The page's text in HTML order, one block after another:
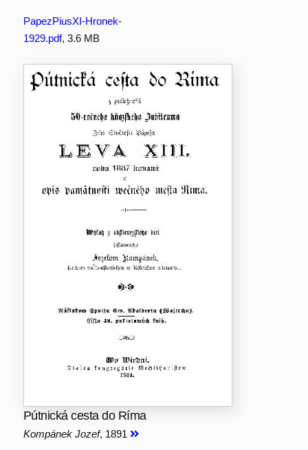
PapezPiusXI-Hronek-
1929.pdf, 3.6 MB
Pútnická cesta do Ríma
Kompánek Jozef, 1891